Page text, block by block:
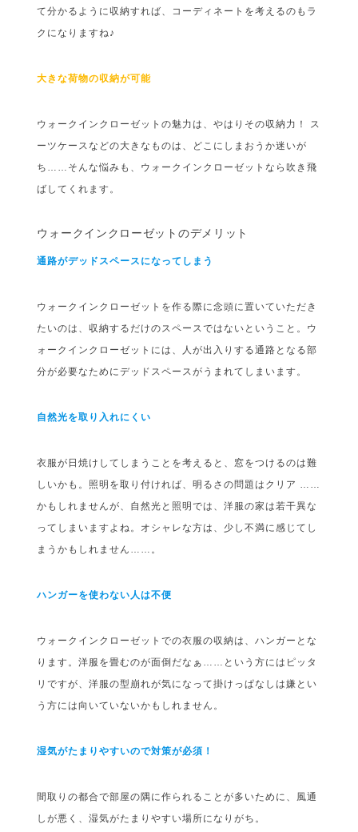
て分かるように収納すれば、コーディネートを考えるのもラ
クになりますね♪
大きな荷物の収納が可能
ウォークインクローゼットの魅力は、やはりその収納力！ ス
ーツケースなどの大きなものは、どこにしまおうか迷いが
ち……そんな悩みも、ウォークインクローゼットなら吹き飛
ばしてくれます。
ウォークインクローゼットのデメリット
通路がデッドスペースになってしまう
ウォークインクローゼットを作る際に念頭に置いていただき
たいのは、収納するだけのスペースではないということ。ウ
ォークインクローゼットには、人が出入りする通路となる部
分が必要なためにデッドスペースがうまれてしまいます。
自然光を取り入れにくい
衣服が日焼けしてしまうことを考えると、窓をつけるのは難
しいかも。照明を取り付ければ、明るさの問題はクリア ……
かもしれませんが、自然光と照明では、洋服の家は若干異な
ってしまいますよね。オシャレな方は、少し不満に感じてし
まうかもしれません……。
ハンガーを使わない人は不便
ウォークインクローゼットでの衣服の収納は、ハンガーとな
ります。洋服を畳むのが面倒だなぁ……という方にはピッタ
リですが、洋服の型崩れが気になって掛けっぱなしは嫌とい
う方には向いていないかもしれません。
湿気がたまりやすいので対策が必須！
間取りの都合で部屋の隅に作られることが多いために、風通
しが悪く、湿気がたまりやすい場所になりがち。